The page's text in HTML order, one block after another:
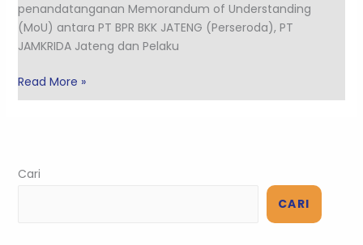
penandatanganan Memorandum of Understanding
(MoU) antara PT BPR BKK JATENG (Perseroda), PT
JAMKRIDA Jateng dan Pelaku
Read More »
Cari
CARI